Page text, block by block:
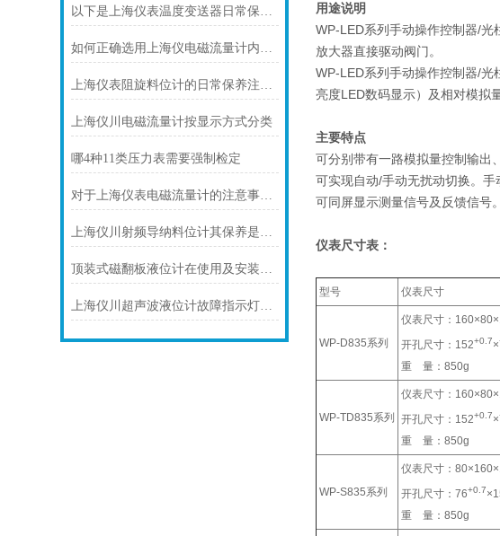
以下是上海仪表温度变送器日常保养的建议
如何正确选用上海仪电磁流量计内衬材料
上海仪表阻旋料位计的日常保养注意事项如下
上海仪川电磁流量计按显示方式分类
哪4种11类压力表需要强制检定
对于上海仪表电磁流量计的注意事项，你可知晓！
上海仪川射频导纳料位计其保养是很有讲究的
顶装式磁翻板液位计在使用及安装前需要做些什么呢？
上海仪川超声波液位计故障指示灯常亮的解决方案
用途说明
WP-LED系列手动操作控制器/
放大器直接驱动阀门。
WP-LED系列手动操作控制器/
亮度LED数码显示）及相对模拟
主要特点
可分别带有一路模拟量控制输出
可实现自动/手动无扰动切换。
可同屏显示测量信号及反馈信号。
仪表尺寸表：
型号 仪表尺寸
WP-D835系列
仪表尺寸：
开孔尺寸：152+0.7
重 量：850g
WP-TD835系列
仪表尺寸：
开孔尺寸：152+0.7
重 量：850g
WP-S835系列
仪表尺寸：
开孔尺寸：76+0.7
重 量：850g